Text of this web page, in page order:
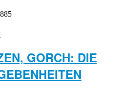
GORCH: DIE